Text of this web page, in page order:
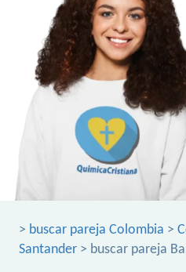
> buscar pareja Colombia >
Santander > buscar pareja